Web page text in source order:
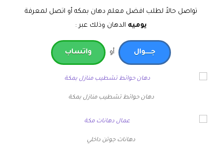
تواصل حالاً لطلب افضل معلم دهان بمكه أو اتصل لمعرفة
يوميه الدهان وذلك عبر :
جـــــوال أو واتساب
دهان حوائط تشطيب منازل بمكة
دهانات جوتن داخلي